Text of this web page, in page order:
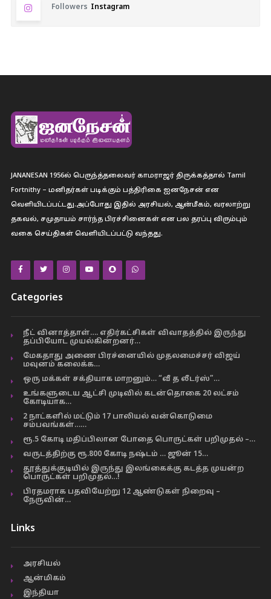
Followers Instagram
JANANESAN 1956ல் பெருந்த்தலைவர் காமராஜர் திருக்கத்தால் Tamil
Fortnithy – மனிதர்கள் படிக்கும் பத்திரிகை ஐனநேசன் என
வெளியிடப்பட்டது.அப்போது இதில் அரசியல், ஆன்மீகம், வரலாற்று
தகவல், சமுதாயம் சார்ந்த பிரச்சினைகள் என பல தரப்பு விரும்பும்
வகை செய்திகள் வெளியிடப்பட்டு வந்தது.
Categories
நீட் வினாத்தாள்…. எதிர்கட்சிகள் விவாதத்தில் இருந்து
தப்பியோட முயல்கின்றனர்…
மேகதாது அணை பிரச்னையில் முதலமைச்சர் விஜய்
மவுனம் கலைக்க…
ஒரு மக்கள் சக்தியாக மாறனும்… “வீ த லீடர்ஸ்”…
உங்களுடைய ஆட்சி முடிவில் கடன்தொகை 20 லட்சம்
கோடியாக…
2 நாட்களில் மட்டும் 17 பாலியல் வன்கொடுமை
சம்பவங்கள்……
ரூ.5 கோடி மதிப்பிலான போதை பொருட்கள் பறிமுதல் –…
வருடத்திற்கு ரூ.800 கோடி நஷ்டம் … ஜூன் 15…
தூத்துக்குடியில் இருந்து இலங்கைக்கு கடத்த முயன்ற
பொருட்கள் பறிமுதல்…!
பிரதமராக பதவியேற்று 12 ஆண்டுகள் நிறைவு –
நேருவின்…
Links
அரசியல்
ஆன்மிகம்
இந்தியா